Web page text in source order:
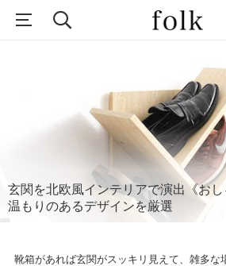
玄関を北欧風インテリアで演出《おし
温もりのあるデザインを厳選
靴箱があれば玄関がスッキリ見えて、雑多な